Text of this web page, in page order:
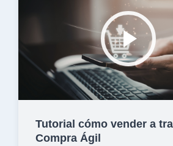
Tutorial cómo vender a
Compra Ágil